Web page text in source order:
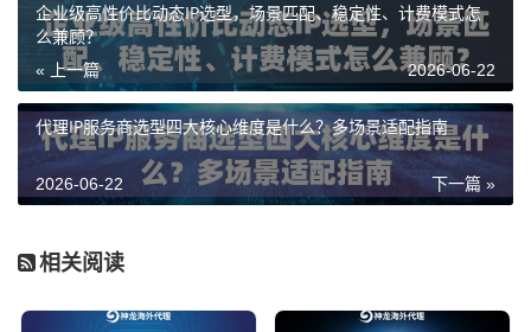
真实住宅网络背景的代理IP至关重要。这类IP来源于互联
网服务提供商（ISP）分配给普通家庭用户的真实地址
段，其访问行为与真实用户无异，能极大提升业务请求
的成功率与数据获取的稳定性。例如，神龙海外动态IP
提供的动态住宅IP与动态长效ISP住宅代理，均基于全球
本地ISP宽带网络构建，确保了IP环境的高度可信。
IP池的规模直接决定了业务的抗封禁能力和持续运行潜
力。一个庞大的、每日进行有效去重的IP池，能够为高
企业级高性价比动态IP选型，场景匹配、稳定性、计费模式怎
么兼顾？
« 上一篇 2026-06-22
代理IP服务商选型四大核心维度是什么？多场景适配指南
下一篇 »
2026-06-22
相关阅读